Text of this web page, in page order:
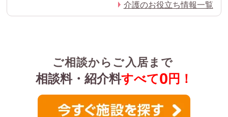
介護のお役立ち情報一覧
ご相談からご入居まで
相談料・紹介料すべて0 円！